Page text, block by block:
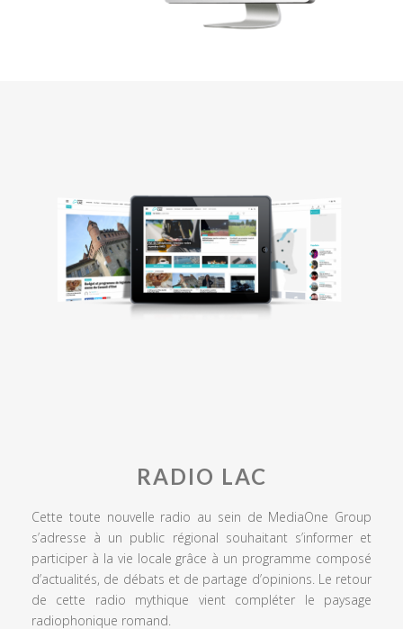
RADIO LAC
Cette toute nouvelle radio au sein de MediaOne Group
s’adresse à un public régional souhaitant s’informer et
participer à la vie locale grâce à un programme composé
d’actualités, de débats et de partage d’opinions. Le retour
de cette radio mythique vient compléter le paysage
radiophonique romand.